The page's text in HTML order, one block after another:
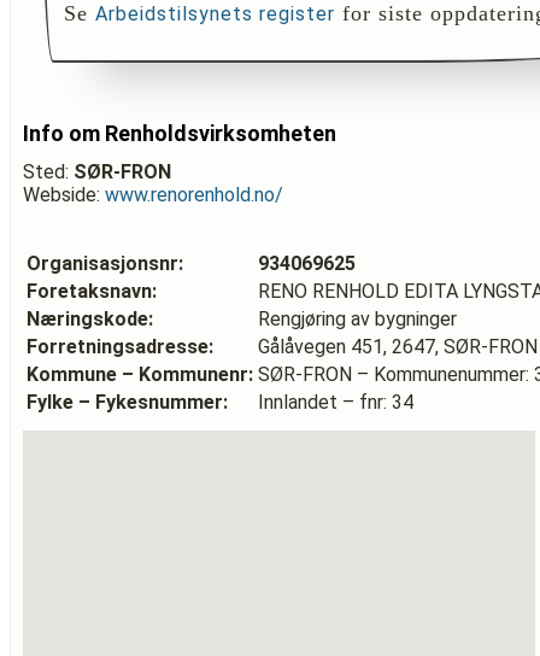
Se Arbeidstilsynets register for siste
Info om Renholdsvirksomheten
Sted: SØR-FRON
Webside: www.renorenhold.no/
Organisasjonsnr:
934069625
Foretaksnavn:
RENO RENHOLD EDITA
Næringskode:
Rengjøring av bygninger
Forretningsadresse:
Gålåvegen 451, 2647, SØR-FRON
Kommune – Kommunenr: SØR-FRON – Kommunenummer:
Fylke – Fykesnummer:
Innlandet – fnr: 34